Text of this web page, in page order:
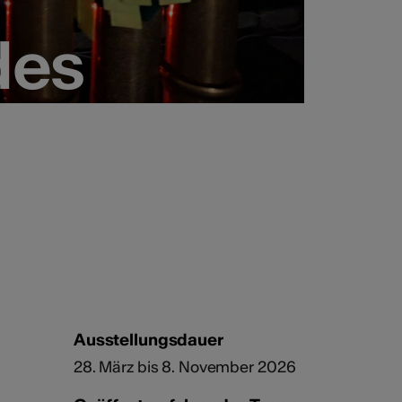
Ausstellungsdauer
28. März bis 8. November 2026